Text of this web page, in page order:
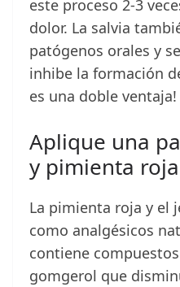
este proceso 2-3
dolor. La salvia
patógenos orales y
inhibe la formación
es una doble ventaja!
Aplique una
y pimienta roja
La pimienta roja y el
como analgésicos
contiene
gomgerol que